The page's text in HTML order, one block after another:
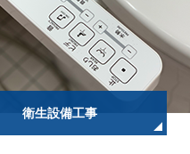
衛生設備工事